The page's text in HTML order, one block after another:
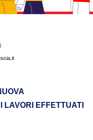
LAVORI EFFETTUATI